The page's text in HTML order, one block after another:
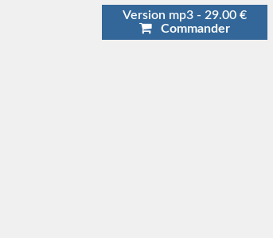
Version mp3 - 29.00 €
Commander